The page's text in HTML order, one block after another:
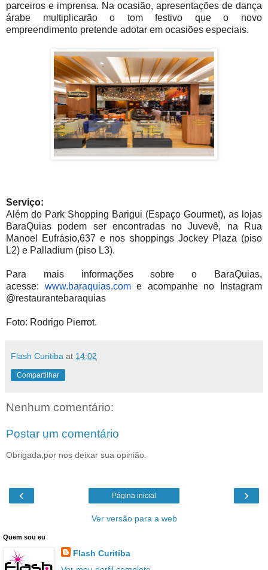
parceiros e imprensa. Na ocasião, apresentações de dança
árabe multiplicarão o tom festivo que o novo
empreendimento pretende adotar em ocasiões especiais.
Serviço:
Além do Park Shopping Barigui (Espaço Gourmet), as lojas
BaraQuias podem ser encontradas no Juvevê, na Rua
Manoel Eufrásio,637 e nos shoppings Jockey Plaza (piso
L2) e Palladium (piso L3).
Para mais informações sobre o BaraQuias,
acesse: www.baraquias.come acompanhe no Instagram
@restaurantebaraquias
Foto: Rodrigo Pierrot.
Flash Curitiba at 14:02
Compartilhar
Nenhum comentário:
Postar um comentário
Obrigada,por nos deixar sua opinião.
‹ ›
Página inicial
Ver versão para a web
Quem sou eu
Flash Curitiba